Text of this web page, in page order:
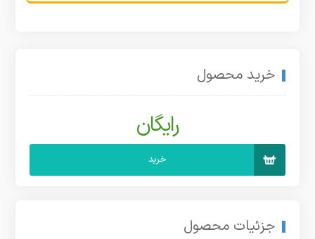
خرید محصول
رایگان
خرید
جزئیات محصول